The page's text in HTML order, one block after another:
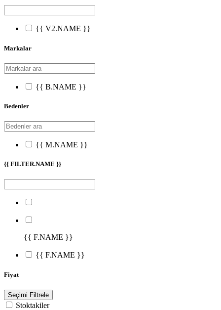
{{ V2.NAME }}
Markalar
{{ B.NAME }}
Bedenler
{{ M.NAME }}
{{ FILTER.NAME }}
{{ F.NAME }}
{{ F.NAME }}
Fiyat
Seçimi Filtrele
Stoktakiler